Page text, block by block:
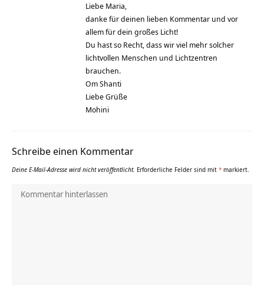
Liebe Maria,
danke für deinen lieben Kommentar und vor
allem für dein großes Licht!
Du hast so Recht, dass wir viel mehr solcher
lichtvollen Menschen und Lichtzentren
brauchen.
Om Shanti
Liebe Grüße
Mohini
Schreibe einen Kommentar
Deine E-Mail-Adresse wird nicht veröffentlicht. Erforderliche Felder sind mit * markiert.